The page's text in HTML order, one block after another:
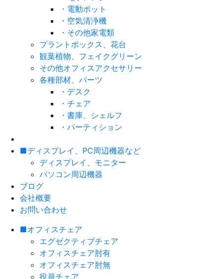
・電動ポット
・空気清浄機
・その他家電類
プラントボックス、花台
観葉植物、フェイクグリーン
その他オフィスアクセサリー
各種部材、パーツ
・デスク
・チェア
・書庫、シェルフ
・パーティション
■ディスプレイ、PC周辺機器など
ディスプレイ、モニター
パソコン周辺機器
ブログ
会社概要
お問い合わせ
■オフィスチェア
エグゼクティブチェア
オフィスチェア肘有
オフィスチェア肘無
役員チェア